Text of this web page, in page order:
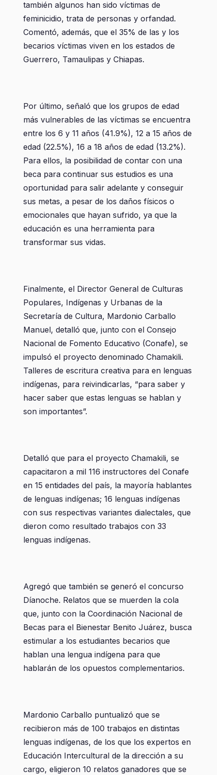
también algunos han sido víctimas de
feminicidio, trata de personas y orfandad.
Comentó, además, que el 35% de las y los
becarios víctimas viven en los estados de
Guerrero, Tamaulipas y Chiapas.
Por último, señaló que los grupos de edad
más vulnerables de las víctimas se encuentra
entre los 6 y 11 años (41.9%), 12 a 15 años de
edad (22.5%), 16 a 18 años de edad (13.2%).
Para ellos, la posibilidad de contar con una
beca para continuar sus estudios es una
oportunidad para salir adelante y conseguir
sus metas, a pesar de los daños físicos o
emocionales que hayan sufrido, ya que la
educación es una herramienta para
transformar sus vidas.
Finalmente, el Director General de Culturas
Populares, Indígenas y Urbanas de la
Secretaría de Cultura, Mardonio Carballo
Manuel, detalló que, junto con el Consejo
Nacional de Fomento Educativo (Conafe), se
impulsó el proyecto denominado Chamakili.
Talleres de escritura creativa para en lenguas
indígenas, para reivindicarlas, “para saber y
hacer saber que estas lenguas se hablan y
son importantes”.
Detalló que para el proyecto Chamakili, se
capacitaron a mil 116 instructores del Conafe
en 15 entidades del país, la mayoría hablantes
de lenguas indígenas; 16 lenguas indígenas
con sus respectivas variantes dialectales, que
dieron como resultado trabajos con 33
lenguas indígenas.
Agregó que también se generó el concurso
Díanoche. Relatos que se muerden la cola
que, junto con la Coordinación Nacional de
Becas para el Bienestar Benito Juárez, busca
estimular a los estudiantes becarios que
hablan una lengua indígena para que
hablarán de los opuestos complementarios.
Mardonio Carballo puntualizó que se
recibieron más de 100 trabajos en distintas
lenguas indígenas, de los que los expertos en
Educación Intercultural de la dirección a su
cargo, eligieron 10 relatos ganadores que se